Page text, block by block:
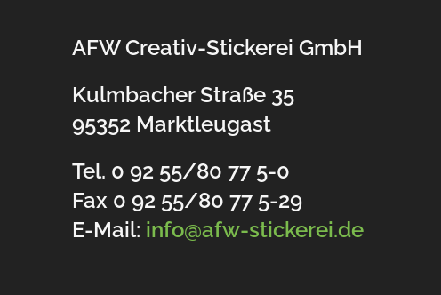
AFW Creativ-Stickerei GmbH
Kulmbacher Straße 35
95352 Marktleugast
Tel. 0 92 55/80 77 5-0
Fax 0 92 55/80 77 5-29
E-Mail: info@afw-stickerei.de